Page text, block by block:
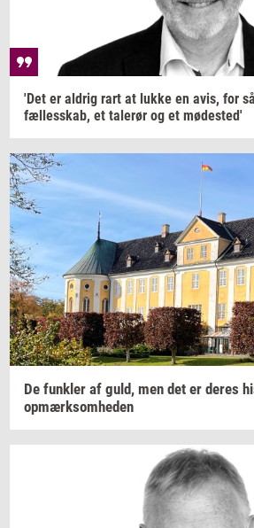
'Det er al­drig rart at lukke en avis, for så
fæl­les­skab, et ta­le­rør og et mø­de­sted'
De funk­ler af guld, men det er deres
op­mærk­som­he­den